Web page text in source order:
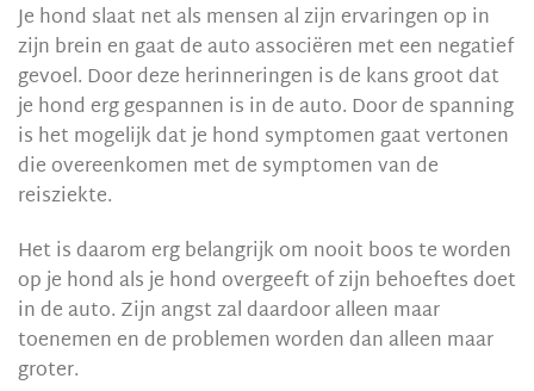
Je hond slaat net als mensen al zijn ervaringen op in
zijn brein en gaat de auto associëren met een negatief
gevoel. Door deze herinneringen is de kans groot dat
je hond erg gespannen is in de auto. Door de spanning
is het mogelijk dat je hond symptomen gaat vertonen
die overeenkomen met de symptomen van de
reisziekte.
Het is daarom erg belangrijk om nooit boos te worden
op je hond als je hond overgeeft of zijn behoeftes doet
in de auto. Zijn angst zal daardoor alleen maar
toenemen en de problemen worden dan alleen maar
groter.